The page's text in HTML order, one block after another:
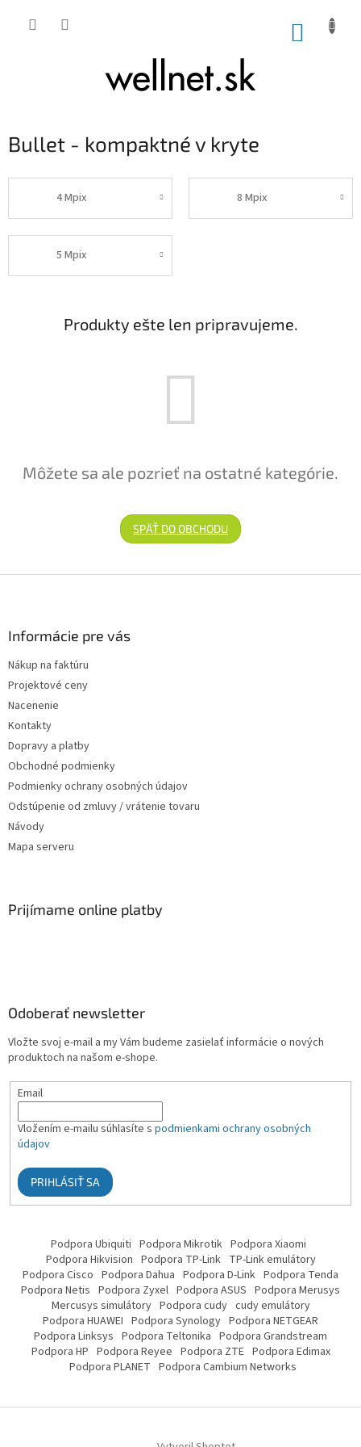
Bullet - kompaktné v kryte
4 Mpix 8 Mpix
5 Mpix
Produkty ešte len pripravujeme.
Môžete sa ale pozrieť na ostatné kategórie.
SPÄŤ DO OBCHODU
Informácie pre vás
Nákup na faktúru
Projektové ceny
Nacenenie
Kontakty
Dopravy a platby
Obchodné podmienky
Podmienky ochrany osobných údajov
Odstúpenie od zmluvy / vrátenie tovaru
Návody
Mapa serveru
Prijímame online platby
Odoberať newsletter
Vložte svoj e-mail a my Vám budeme zasielať informácie o nových
produktoch na našom e-shope.
Email
Vložením e-mailu súhlasíte s podmienkami ochrany osobných
údajov
PRIHLÁSIŤ SA
Podpora Ubiquiti Podpora Mikrotik Podpora Xiaomi
Podpora Hikvision Podpora TP-Link TP-Link emulátory
Podpora Cisco Podpora Dahua Podpora D-Link Podpora Tenda
Podpora Netis Podpora Zyxel Podpora ASUS Podpora Merusys
Mercusys simulátory Podpora cudy cudy emulátory
Podpora HUAWEI Podpora Synology Podpora NETGEAR
Podpora Linksys Podpora Teltonika Podpora Grandstream
Podpora HP Podpora Reyee Podpora ZTE Podpora Edimax
Podpora PLANET Podpora Cambium Networks